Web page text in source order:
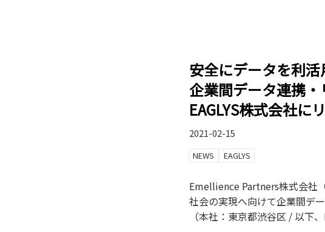
安全にデータを利
企業間データ連携
EAGLYS株式会社に
2021-02-15
NEWS EAGLYS
Emellience Partners株式会社
社会の実現へ向けて企業間デ
（本社：東京都渋谷区 / 以下